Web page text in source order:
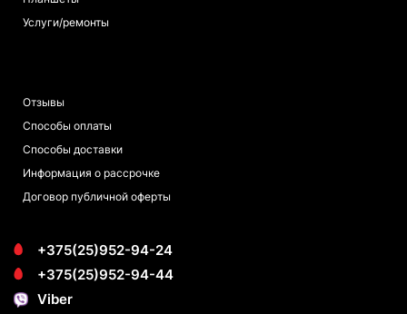
Услуги/ремонты
Отзывы
Способы оплаты
Способы доставки
Информация о рассрочке
Договор публичной оферты
+375(25)952-94-24
+375(25)952-94-44
Viber